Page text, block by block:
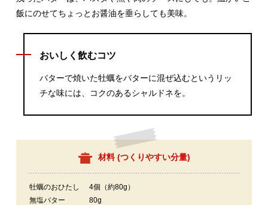
飯にのせてちょっとお醤油を垂らしても美味。
おいしく飲むコツ
バターで焼いた牡蠣をバターに混ぜ込むというリッ
チな味には、コクのあるシャルドネを。
材料 (つくりやすい分量)
牡蠣のおひたし
4個（約80g）
無塩バター
80g